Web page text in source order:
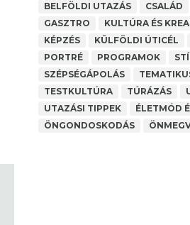
BELFÖLDI UTAZÁS
CSALÁD
GASZTRO
KULTÚRA ÉS
KÉPZÉS
KÜLFÖLDI ÚTICÉL
PORTRÉ
PROGRAMOK
SZÉPSÉGÁPOLÁS
TESTKULTÚRA
TÚRÁZÁS
UTAZÁSI TIPPEK
ÉLETMÓD
ÖNGONDOSKODÁS
NEA PÁLYÁZAT 2025
A SZERZŐ: PAP MÁRIA ANYAGI
Facebook Comments Box